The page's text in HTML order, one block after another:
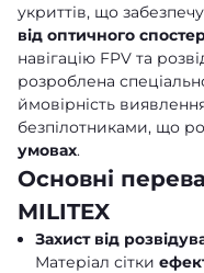
укриттів, що
від оптичного
навігацію FPV та
розроблена
ймовірність
безпілотниками, що
умовах.
Основні
MILITEX
Захист від
Матеріал сітки